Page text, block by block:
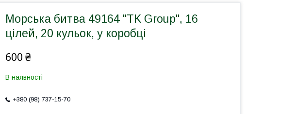
Морська битва 49164 "TK Group", 16
цілей, 20 кульок, у коробці
600 ₴
В наявності
+380 (98) 737-15-70